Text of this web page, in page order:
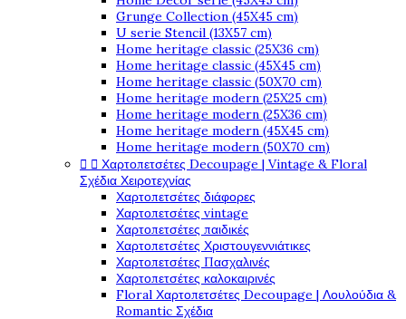
Grunge Collection (45X45 cm)
U serie Stencil (13X57 cm)
Home heritage classic (25X36 cm)
Home heritage classic (45X45 cm)
Home heritage classic (50X70 cm)
Home heritage modern (25X25 cm)
Home heritage modern (25X36 cm)
Home heritage modern (45X45 cm)
Home heritage modern (50X70 cm)
  Χαρτοπετσέτες Decoupage | Vintage & Floral
Σχέδια Χειροτεχνίας
Χαρτοπετσέτες διάφορες
Χαρτοπετσέτες vintage
Χαρτοπετσέτες παιδικές
Χαρτοπετσέτες Χριστουγεννιάτικες
Χαρτοπετσέτες Πασχαλινές
Χαρτοπετσέτες καλοκαιρινές
Floral Χαρτοπετσέτες Decoupage | Λουλούδια &
Romantic Σχέδια